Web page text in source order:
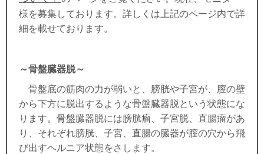
様を募集しております。詳しくは上記のページ内で詳
細を載せております。
～骨盤臓器脱～
骨盤底の筋肉の力が弱いと、膀胱や子宮が、膣の壁
から下方に脱出するような骨盤臓器脱という状態にな
ります。骨盤臓器脱には膀胱瘤、子宮脱、直腸瘤があ
り、それぞれ膀胱、子宮、直腸の臓器が膣の穴から飛
び出すヘルニア状態をさします。